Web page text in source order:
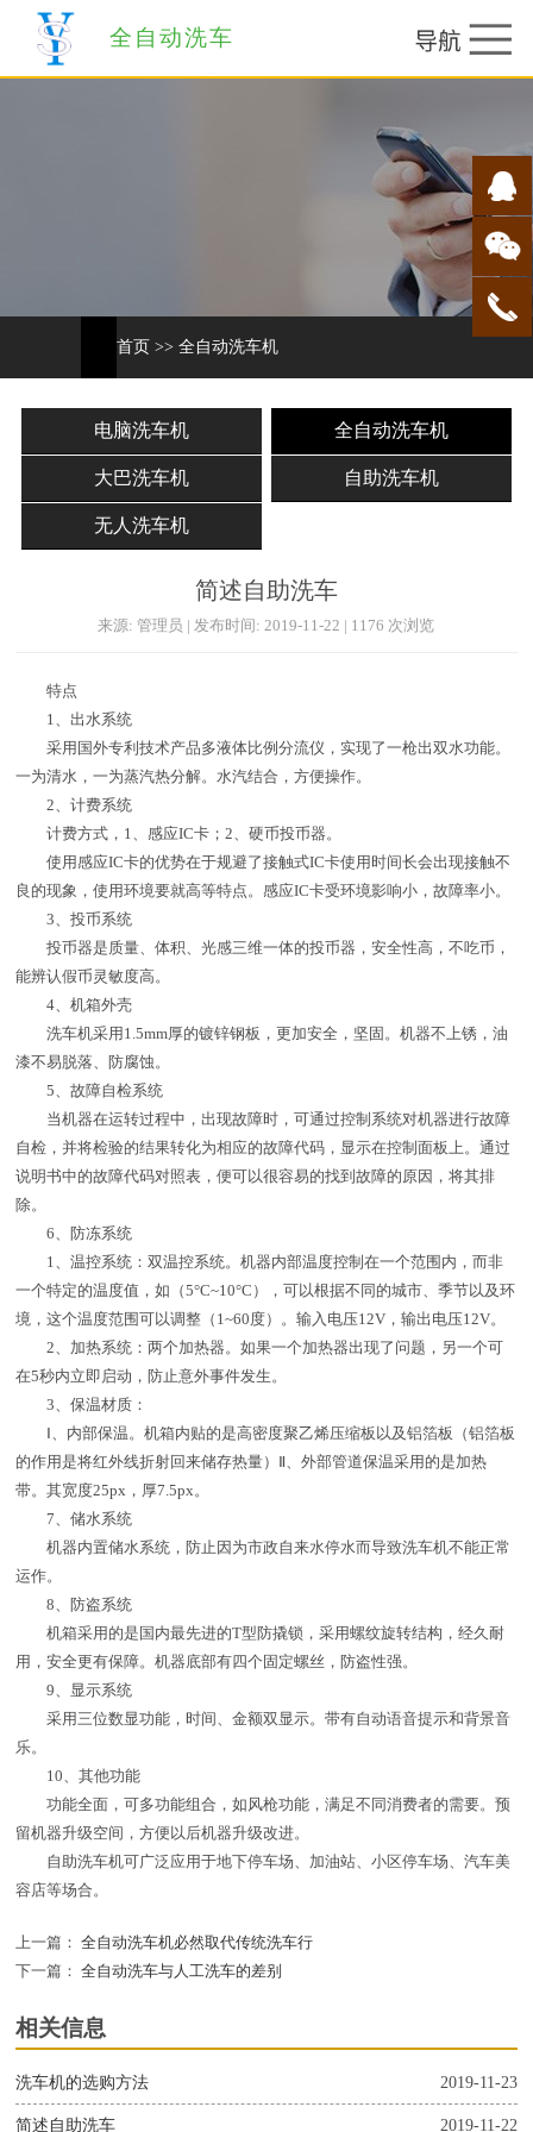
全自动洗车
首页 >> 全自动洗车机
电脑洗车机 全自动洗车机
大巴洗车机 自助洗车机
无人洗车机
简述自助洗车
来源: 管理员 | 发布时间: 2019-11-22 | 1176 次浏览
特点
1、出水系统
采用国外专利技术产品多液体比例分流仪，实现了一枪出双水功能。
一为清水，一为蒸汽热分解。水汽结合，方便操作。
2、计费系统
计费方式，1、感应IC卡；2、硬币投币器。
使用感应IC卡的优势在于规避了接触式IC卡使用时间长会出现接触不
良的现象，使用环境要就高等特点。感应IC卡受环境影响小，故障率小。
3、投币系统
投币器是质量、体积、光感三维一体的投币器，安全性高，不吃币，
能辨认假币灵敏度高。
4、机箱外壳
洗车机采用1.5mm厚的镀锌钢板，更加安全，坚固。机器不上锈，油
漆不易脱落、防腐蚀。
5、故障自检系统
当机器在运转过程中，出现故障时，可通过控制系统对机器进行故障
自检，并将检验的结果转化为相应的故障代码，显示在控制面板上。通过
说明书中的故障代码对照表，便可以很容易的找到故障的原因，将其排
除。
6、防冻系统
1、温控系统：双温控系统。机器内部温度控制在一个范围内，而非
一个特定的温度值，如（5°C~10°C），可以根据不同的城市、季节以及环
境，这个温度范围可以调整（1~60度）。输入电压12V，输出电压12V。
2、加热系统：两个加热器。如果一个加热器出现了问题，另一个可
在5秒内立即启动，防止意外事件发生。
3、保温材质：
Ⅰ、内部保温。机箱内贴的是高密度聚乙烯压缩板以及铝箔板（铝箔板
的作用是将红外线折射回来储存热量）Ⅱ、外部管道保温采用的是加热
带。其宽度25px，厚7.5px。
7、储水系统
机器内置储水系统，防止因为市政自来水停水而导致洗车机不能正常
运作。
8、防盗系统
机箱采用的是国内最先进的T型防撬锁，采用螺纹旋转结构，经久耐
用，安全更有保障。机器底部有四个固定螺丝，防盗性强。
9、显示系统
采用三位数显功能，时间、金额双显示。带有自动语音提示和背景音
乐。
10、其他功能
功能全面，可多功能组合，如风枪功能，满足不同消费者的需要。预
留机器升级空间，方便以后机器升级改进。
自助洗车机可广泛应用于地下停车场、加油站、小区停车场、汽车美
容店等场合。
上一篇： 全自动洗车机必然取代传统洗车行
下一篇： 全自动洗车与人工洗车的差别
相关信息
2019-11-23
洗车机的选购方法
2019-11-22
简述自助洗车